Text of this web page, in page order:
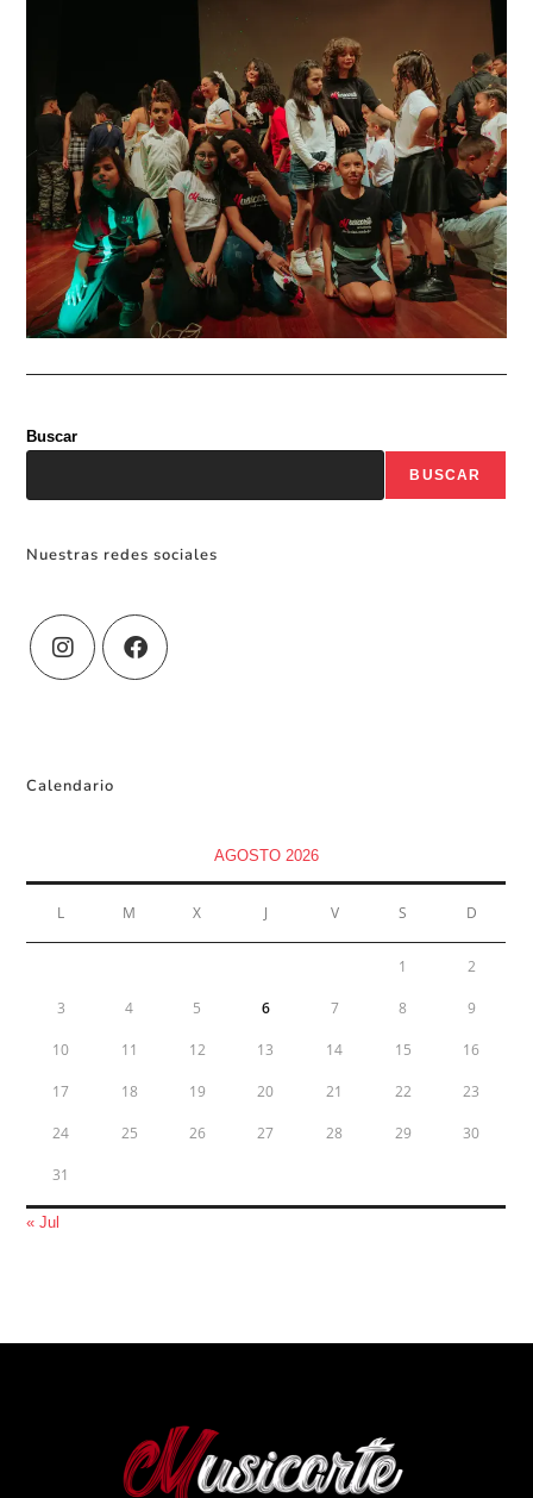
Buscar
BUSCAR
Nuestras redes sociales
Calendario
AGOSTO 2026
L M X J V S D
1 2
3 4 5 6 7 8 9
10 11 12 13 14 15 16
17 18 19 20 21 22 23
24 25 26 27 28 29 30
31
« Jul